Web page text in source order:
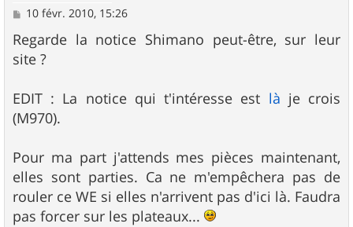
M
s
s
a
10 févr. 2010, 15:26
Regarde la notice Shimano peut-être, sur leur
site ?
EDIT : La notice qui t'intéresse est là je crois
(M970).
Pour ma part j'attends mes pièces maintenant,
elles sont parties. Ca ne m'empêchera pas de
rouler ce WE si elles n'arrivent pas d'ici là. Faudra
pas forcer sur les plateaux...